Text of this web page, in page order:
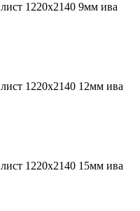
1220х2140 9мм ива
1220х2140 12мм ива
1220х2140 15мм ива